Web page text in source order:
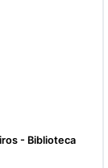
- Biblioteca